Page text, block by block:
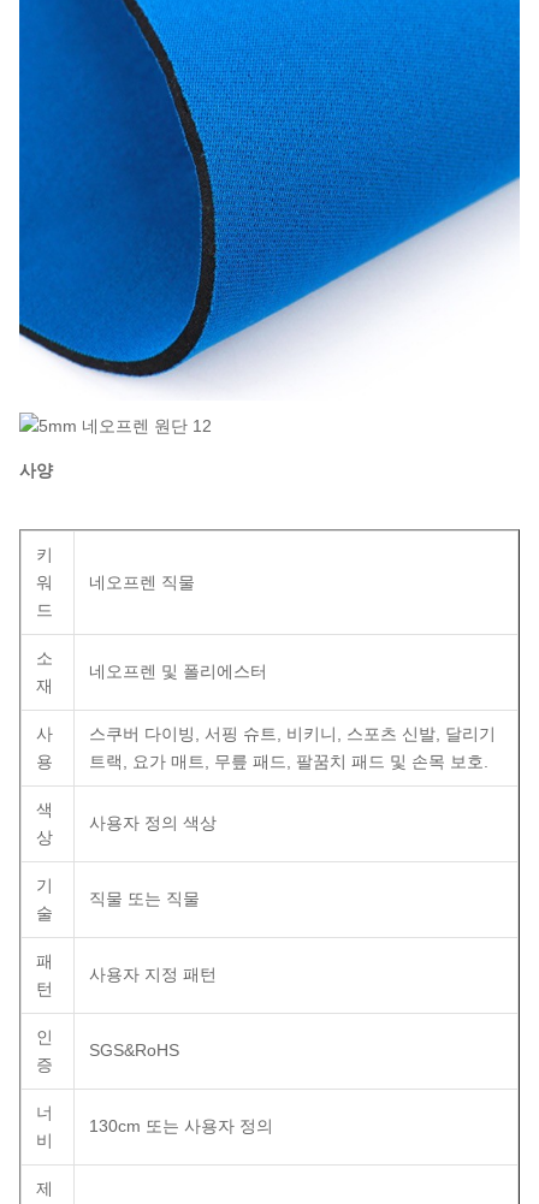
사양
키
워
드
네오프렌 직물
소
재
네오프렌 및 폴리에스터
사
용
스쿠버 다이빙, 서핑 슈트, 비키니, 스포츠 신발, 달리기
트랙, 요가 매트, 무릎 패드, 팔꿈치 패드 및 손목 보호.
색
상
사용자 정의 색상
기
술
직물 또는 직물
패
턴
사용자 지정 패턴
인
증
SGS&RoHS
너
비
130cm 또는 사용자 정의
제